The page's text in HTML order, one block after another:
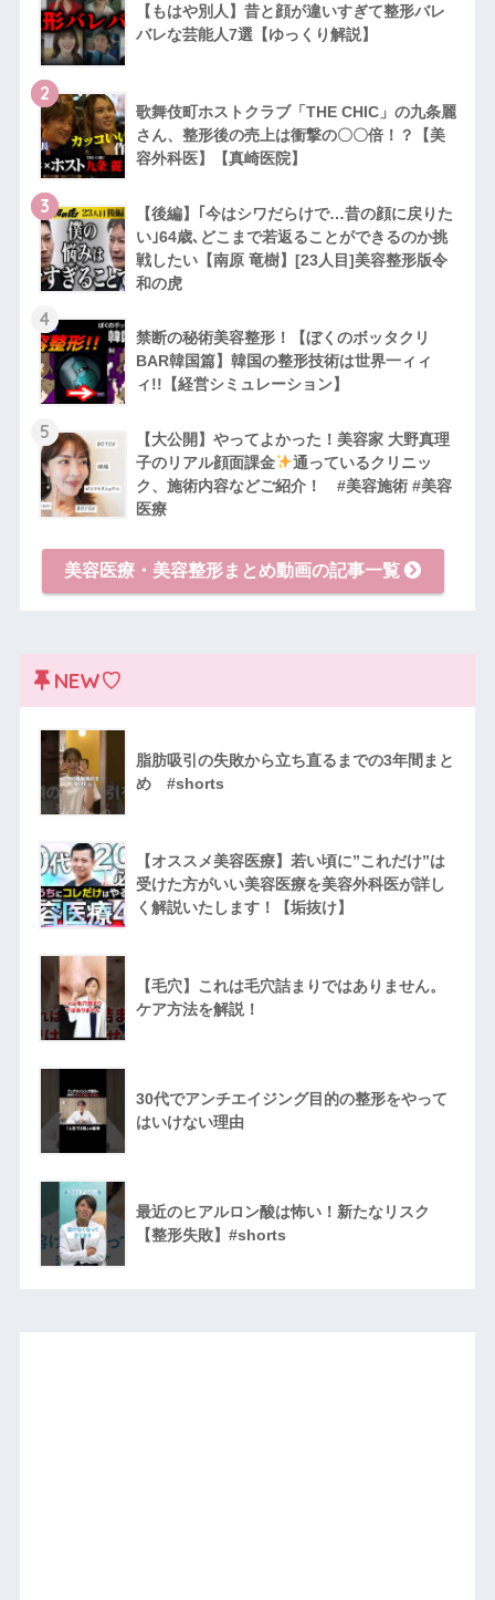
【もはや別人】昔と顔が違いすぎて整形バレ
バレな芸能人7選【ゆっくり解説】
2
歌舞伎町ホストクラブ「THE CHIC」の九条麗
さん、整形後の売上は衝撃の〇〇倍！？【美
容外科医】【真崎医院】
3
【後編】｢今はシワだらけで…昔の顔に戻りた
い｣64歳､どこまで若返ることができるのか挑
戦したい【南原 竜樹】[23人目]美容整形版令
和の虎
4
禁断の秘術美容整形！【ぼくのボッタクリ
BAR韓国篇】韓国の整形技術は世界一ィィ
ィ!!【経営シミュレーション】
5
【大公開】やってよかった！美容家 大野真理
子のリアル顔面課金
通っているクリニッ
ク、施術内容などご紹介！ #美容施術 #美容
医療
美容医療・美容整形まとめ動画の記事一覧
NEW♡
脂肪吸引の失敗から立ち直るまでの3年間まと
め #shorts
【オススメ美容医療】若い頃に”これだけ”は
受けた方がいい美容医療を美容外科医が詳し
く解説いたします！【垢抜け】
【毛穴】これは毛穴詰まりではありません。
ケア方法を解説！
30代でアンチエイジング目的の整形をやって
はいけない理由
最近のヒアルロン酸は怖い！新たなリスク
【整形失敗】#shorts